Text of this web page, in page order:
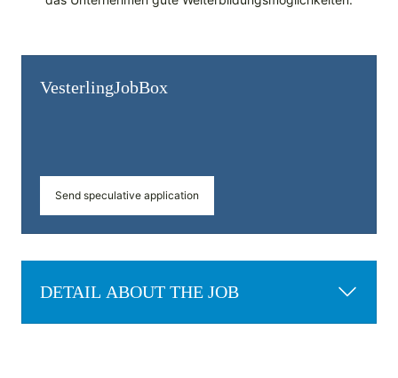
Vesterling­JobBox
Send speculative application
DETAIL ABOUT THE JOB